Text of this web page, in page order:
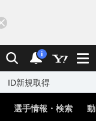
検索 通知
i
ID新規取得
選手情報・検索